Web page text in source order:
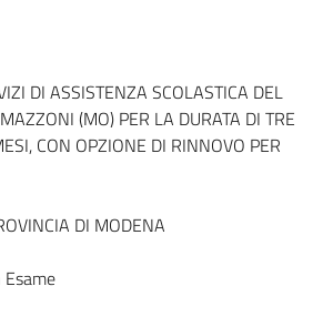
DI ASSISTENZA SCOLASTICA DEL
(MO) PER LA DURATA DI TRE
CON OPZIONE DI RINNOVO PER
DI MODENA
Esame